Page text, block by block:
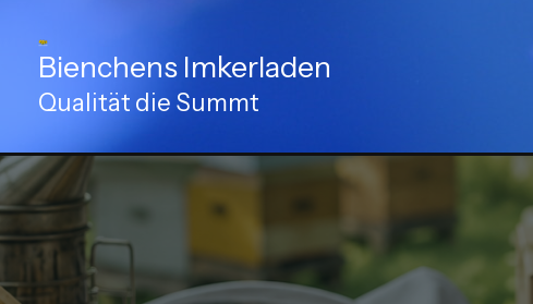
Inhalt
springenBienchens Imkerladen
Qualität die Summt